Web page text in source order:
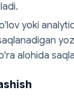
yoki
alohida